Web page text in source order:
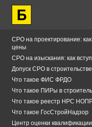
СРО на проектирование: как
цены
СРО на изыскания: как
Допуск СРО в строительстве
Что такое ФИС ФРДО
Что такое ПИРы в
Что такое реестр НРС
Что такое ГосСтройНадзор
Центр оценки